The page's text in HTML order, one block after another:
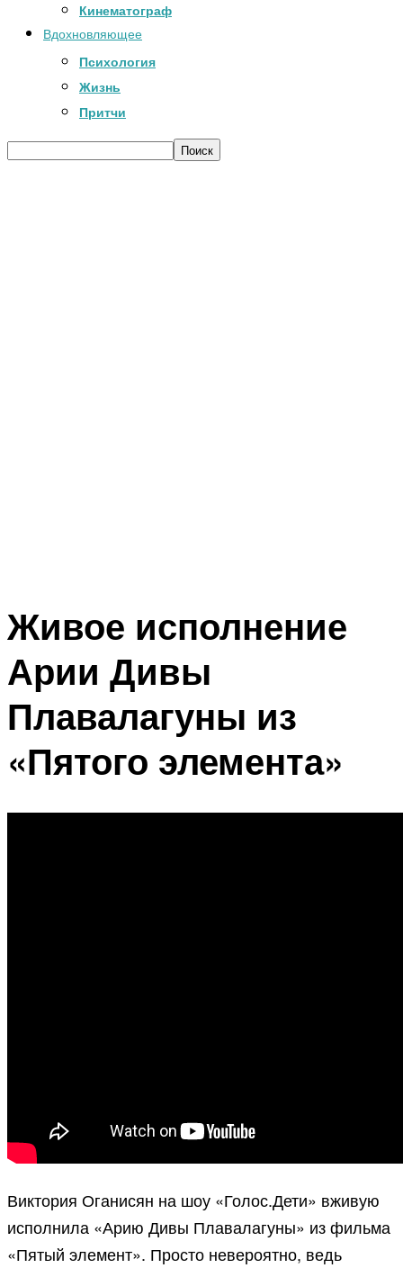
Кинематограф
Вдохновляющее
Психология
Жизнь
Притчи
Живое исполнение
Арии Дивы
Плавалагуны из
«Пятого элемента»
Виктория Оганисян на шоу «Голос.Дети» вживую
исполнила «Арию Дивы Плавалагуны» из фильма
«Пятый элемент». Просто невероятно, ведь